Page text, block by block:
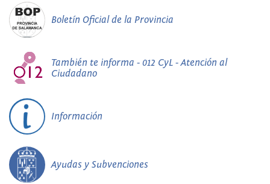
Boletín Oficial de la Provincia
También te informa - 012 CyL - Atención al
Ciudadano
Información
Ayudas y Subvenciones